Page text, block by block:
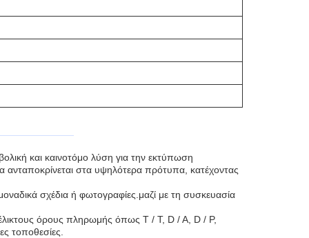
και καινοτόμο λύση για την εκτύπωση
στα υψηλότερα πρότυπα, κατέχοντας
σχέδια ή φωτογραφίες.μαζί με τη συσκευασία
όρους πληρωμής όπως T / T, D / A, D / P,
τοποθεσίες.